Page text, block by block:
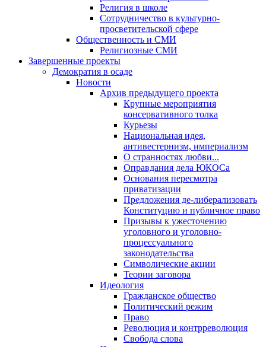
Религия в школе
Сотрудничество в культурно-
просветительской сфере
Общественность и СМИ
Религиозные СМИ
Завершенные проекты
Демократия в осаде
Новости
Архив предыдущего проекта
Крупные мероприятия
консервативного толка
Курьезы
Национальная идея,
антивестернизм, империализм
О странностях любви...
Оправдания дела ЮКОСа
Основания пересмотра
приватизации
Предложения де-либерализовать
Конституцию и публичное право
Призывы к ужесточению
уголовного и уголовно-
процессуального
законодательства
Символические акции
Теории заговора
Идеология
Гражданское общество
Политический режим
Право
Революция и контрреволюция
Свобода слова